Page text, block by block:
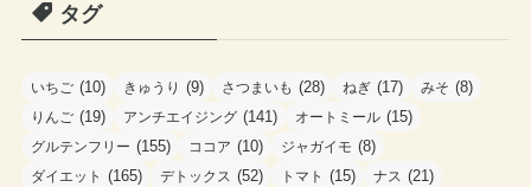
タグ
いちご (10) きゅうり (9) さつまいも (28) ねぎ (17) みそ (8)
りんご (19) アンチエイジング (141) オートミール (15)
グルテンフリー (155) ココア (10) ジャガイモ (8)
ダイエット (165) デトックス (52) トマト (15) ナス (21)